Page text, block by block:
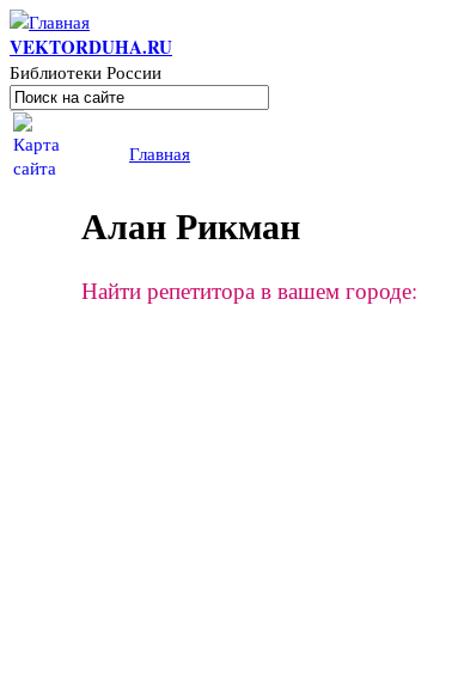
Перейти к основному содержанию
VEKTORDUHA.RU
Библиотеки России
Форма поиска
Поиск
Вы здесьГлавная
Алан Рикман
Найти репетитора в вашем городе: